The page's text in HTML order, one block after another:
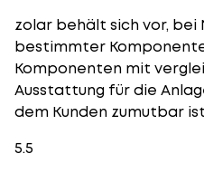
zolar behält sich vor,
bestimmter
Komponenten mit
Ausstattung für die
dem Kunden zumutbar
5.5